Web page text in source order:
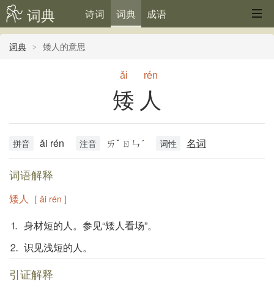
词典 诗词 词典 成语
词典 矮人的意思
ǎi rén
矮人
拼音 ǎi rén 注音 ㄞˇ ㄖㄣˊ 词性 名词
词语解释
矮人 [ ǎi rén ]
⒈ 身材短的人。参见“矮人看场”。
⒉ 识见浅短的人。
引证解释